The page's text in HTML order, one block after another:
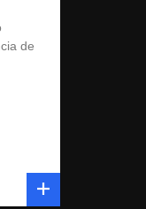
de